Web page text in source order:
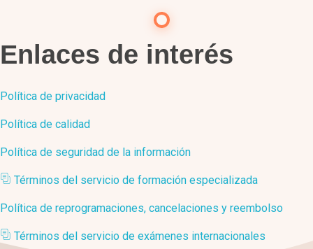
Enlaces de interés
Política de privacidad
Política de calidad
Política de seguridad de la información
Términos del servicio de formación especializada
Política de reprogramaciones, cancelaciones y reembolso
Términos del servicio de exámenes internacionales